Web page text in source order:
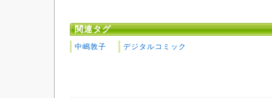
関連タグ
中嶋敦子 デジタルコミック